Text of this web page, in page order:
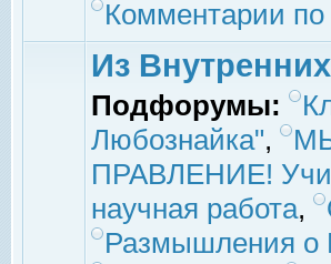
Комментарии по
Из
Подфорумы:
Любознайка",
ПРАВЛЕНИЕ!
научная работа,
Размышления о